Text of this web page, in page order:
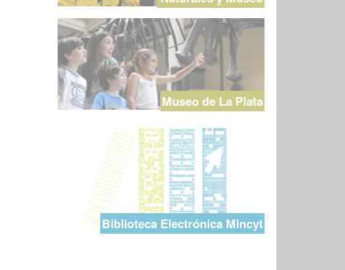
Museo de La Plata
Biblioteca Electrónica Mincyt